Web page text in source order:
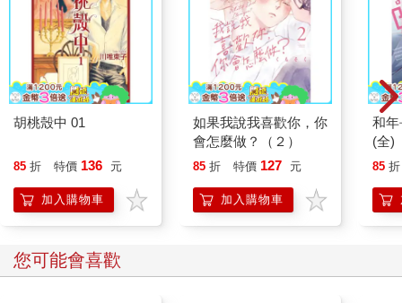
胡桃殼中 01
85 折 特價 136 元
加入購物車
如果我說我喜歡你，你
會怎麼做？（２）
85 折 特價 127 元
加入購物車
和
(全)
85 折
您可能會喜歡